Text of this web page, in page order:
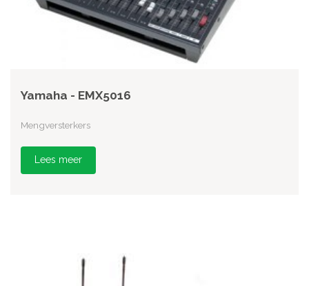
Yamaha - EMX5016
Mengversterkers
Lees meer